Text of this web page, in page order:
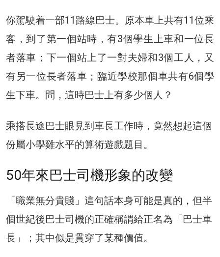
你駕駛着一部11路線巴士。原本車上共有11位乘
客，到了第一個站時，有3個學生上車和一位長
者落車；下一個站上了一對夫婦和3個工人，又
有另一位長者落車；臨近學校那個車共有6個學
生下車。問，這時巴士上有多少個人？
乘搭長途巴士眼見到車長工作時，竟然想起這個
份屬小學雞水平的算術遊戲題目。
50年來巴士司機形象的改變
「職業無分貴賤」這句話本身可能是真的，但半
個世紀後巴士司機的正確稱謂給正名為「巴士車
長」；其中似是貫穿了某種價值。